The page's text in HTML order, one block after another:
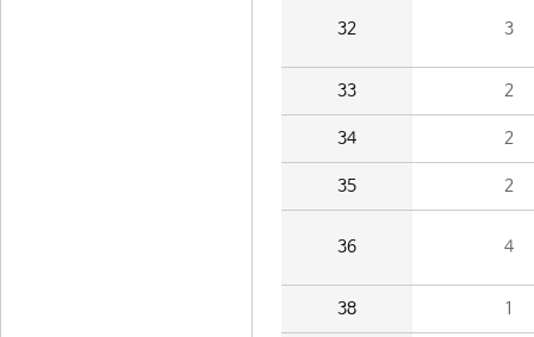
32 3
33 2
34 2
35 2
36 4
38 1